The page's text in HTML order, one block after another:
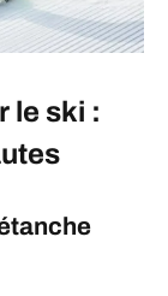
le ski :